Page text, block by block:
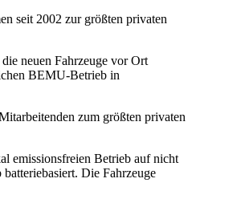
seit 2002 zur größten privaten
neuen Fahrzeuge vor Ort
BEMU-Betrieb in
zum größten privaten
emissionsfreien Betrieb auf nicht
Die Fahrzeuge